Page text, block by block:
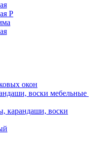
Р
окон
воски мебельные
карандаши, воски